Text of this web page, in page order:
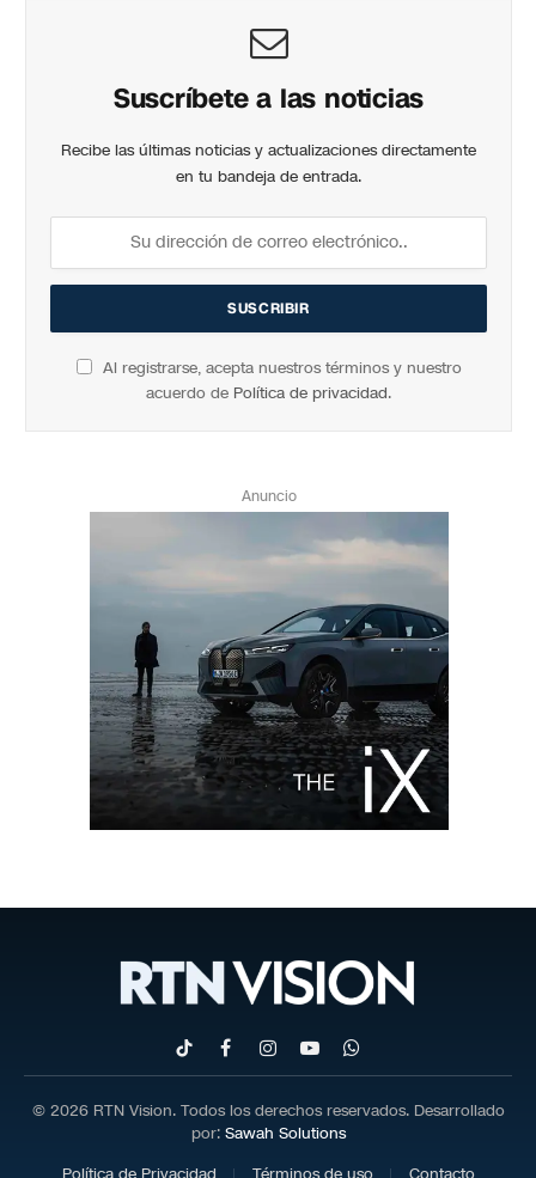
Suscríbete a las noticias
Recibe las últimas noticias y actualizaciones directamente
en tu bandeja de entrada.
Al registrarse, acepta nuestros términos y nuestro
acuerdo de Política de privacidad.
Anuncio
TikTokFacebookInstagram
YouTubeWhatsApp
© 2026 RTN Vision. Todos los derechos reservados. Desarrollado
por: Sawah Solutions